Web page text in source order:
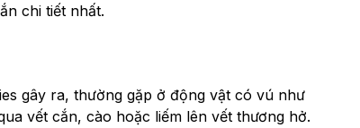
chi tiết nhất.
gây ra, thường gặp ở động vật có vú như
vết cắn, cào hoặc liếm lên vết thương hở.